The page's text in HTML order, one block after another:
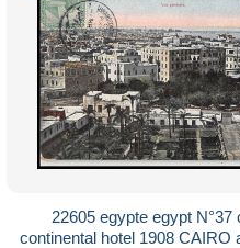
22605 egypte egypt N°37
continental hotel 1908 CAIRO